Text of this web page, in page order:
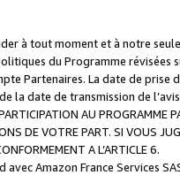
à tout moment et à notre
du Programme
Partenaires. La date de
la date de transmission de
AU PROGRAMME
DE VOTRE PART. SI VOUS
A L’ARTICLE 6.
Amazon France Services